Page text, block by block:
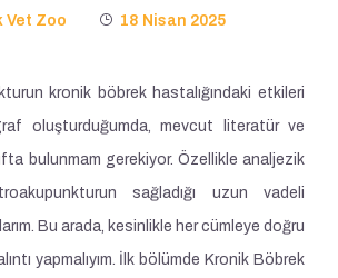
Vet Zoo 18 Nisan 2025
kronik böbrek hastalığındaki etkileri
oluşturduğumda, mevcut literatür ve
bulunmam gerekiyor. Özellikle analjezik
sağladığı uzun vadeli
Bu arada, kesinlikle her cümleye doğru
yapmalıyım. İlk bölümde Kronik Böbrek